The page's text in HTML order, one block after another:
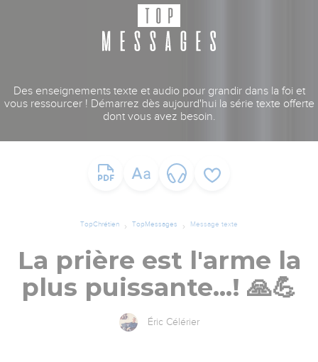
Des enseignements texte et audio pour grandir dans la foi et
vous ressourcer ! Démarrez dès aujourd'hui la série texte offerte
dont vous avez besoin.
TopChrétien TopMessages Message texte
La prière est l'arme la
plus puissante…! 🙏💪
Éric Célérier